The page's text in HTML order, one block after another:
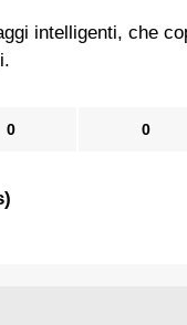
intelligenti, che
0 0
)